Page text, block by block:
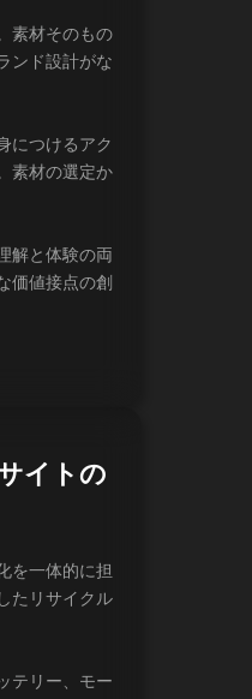
素材そのもの
ンド設計がな
につけるアク
素材の選定か
解と体験の両
価値接点の創
イトの
を一体的に担
たリサイクル
テリー、モー